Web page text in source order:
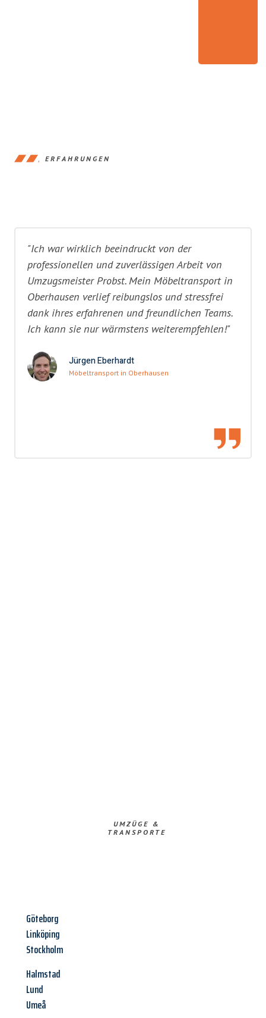
ERFAHRUNGEN
"Ich war wirklich beeindruckt von der
professionellen und zuverlässigen Arbeit von
Umzugsmeister Probst. Mein Möbeltransport in
Oberhausen verlief reibungslos und stressfrei
dank ihres erfahrenen und freundlichen Teams.
Ich kann sie nur wärmstens weiterempfehlen!"
Jürgen Eberhardt
Möbeltransport in Oberhausen
UMZÜGE &
TRANSPORTE
Göteborg
Linköping
Stockholm
Halmstad
Lund
Umeå